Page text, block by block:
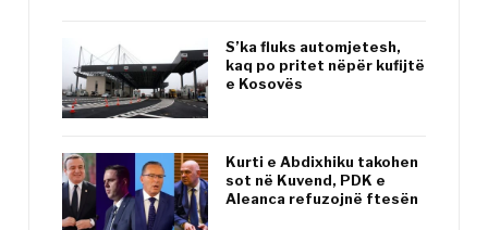
S’ka fluks automjetesh,
kaq po pritet nëpër kufijtë
e Kosovës
Kurti e Abdixhiku takohen
sot në Kuvend, PDK e
Aleanca refuzojnë ftesën